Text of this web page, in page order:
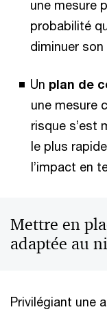
une mesure
probabilité
diminuer
Un plan de
une mesure
risque s’est
le plus
l’impact en
Mettre en
adaptée au
Privilégiant une